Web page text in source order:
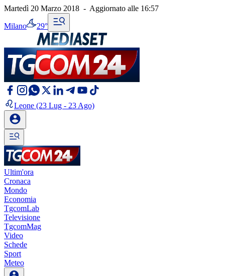
Martedì 20 Marzo 2018 - Aggiornato alle 16:57
Milano 29°
Leone (23 Lug - 23 Ago)
Ultim'ora
Cronaca
Mondo
Economia
TgcomLab
Televisione
TgcomMag
Video
Schede
Sport
Meteo